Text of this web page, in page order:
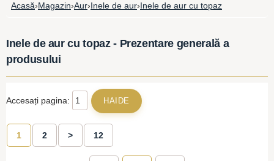
Acasă›Magazin›Aur›Inele de aur›Inele de aur cu topaz
Inele de aur cu topaz - Prezentare generală a
produsului
Accesați pagina:
1 2 > 12